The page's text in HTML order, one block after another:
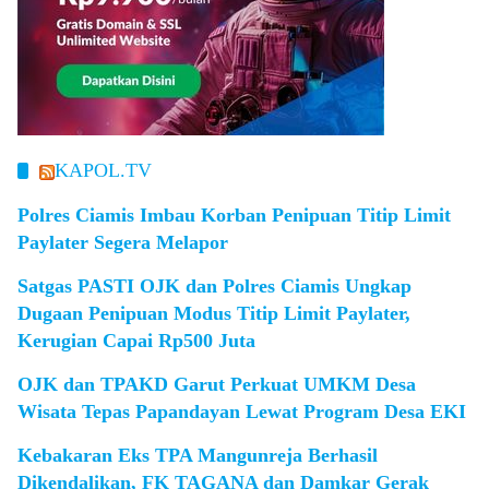
KAPOL.TV
Polres Ciamis Imbau Korban Penipuan Titip Limit
Paylater Segera Melapor
Satgas PASTI OJK dan Polres Ciamis Ungkap
Dugaan Penipuan Modus Titip Limit Paylater,
Kerugian Capai Rp500 Juta
OJK dan TPAKD Garut Perkuat UMKM Desa
Wisata Tepas Papandayan Lewat Program Desa EKI
Kebakaran Eks TPA Mangunreja Berhasil
Dikendalikan, FK TAGANA dan Damkar Gerak